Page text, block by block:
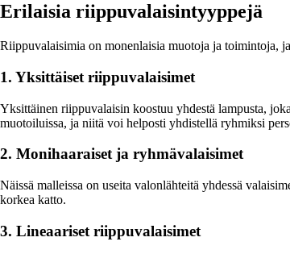
Erilaisia riippuvalaisintyyppejä
Riippuvalaisimia on monenlaisia muotoja ja toimintoja,
1. Yksittäiset riippuvalaisimet
Yksittäinen riippuvalaisin koostuu yhdestä lampusta,
muotoiluissa, ja niitä voi helposti yhdistellä ryhmiksi
2. Monihaaraiset ja ryhmävalaisimet
Näissä malleissa on useita valonlähteitä yhdessä
korkea katto.
3. Lineaariset riippuvalaisimet